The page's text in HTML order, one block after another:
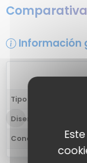
Información
Tipo de auricular
Diseño
Conectividad